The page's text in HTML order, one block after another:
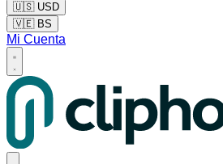
🇺🇸 USD
🇻🇪 BS
Mi Cuenta